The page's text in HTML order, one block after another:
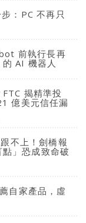
：PC 不再只
前執行長再
AI 機器人
揭精準投
億美元信任漏
不上！劍橋報
」恐成致命破
自家產品，虛